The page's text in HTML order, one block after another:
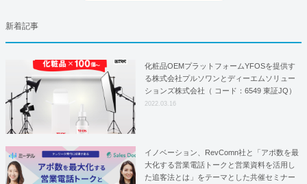
新着記事
化粧品OEMプラットフォームYFOSを提供す
る株式会社プルソワンとディーエムソリュー
ションズ株式会社（ コード：6549 東証JQ）
はYFOSにおけるロジスティクスパートナー
2022.03.16
イノベーション、RevComn社と「アポ数を最
大化する営業電話トークと営業資料を活用し
た追客法とは」をテーマとした共催セミナー